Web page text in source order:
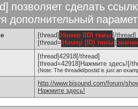
позволяет сделать
дополнительный
[thread] Номер (ID) темы [/thread]
[thread= Номер (ID) темы]
[thread]42918[/thread]
[thread=42918]Нажмите здесь![/
(Note: The threadid/postid is just an
http://www.bisound.com/forum/
Нажмите здесь!